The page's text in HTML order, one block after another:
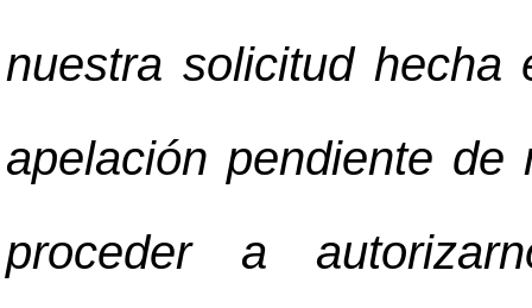
nuestra solicitud
apelación pendiente
proceder a